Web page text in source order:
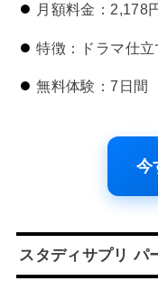
月額料金：2,178
特徴：ドラマ仕
無料体験：7日間
今
スタディサプリ パ